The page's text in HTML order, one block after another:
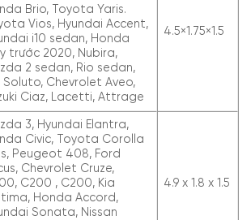
Brio, Toyota Yaris.
Vios, Hyundai Accent,
i10 sedan, Honda
trước 2020, Nubira,
2 sedan, Rio sedan,
Soluto, Chevrolet Aveo,
Ciaz, Lacetti, Attrage
4.5×1.75×1.5
3, Hyundai Elantra,
Civic, Toyota Corolla
Peugeot 408, Ford
Chevrolet Cruze,
C200 , C200, Kia
Honda Accord,
Sonata, Nissan
4.9 x 1.8 x 1.5